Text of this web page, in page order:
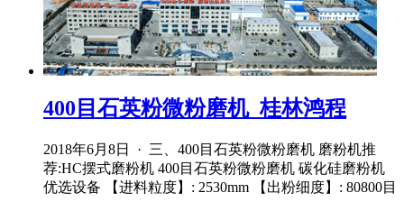
400目石英粉微粉磨机_桂林鸿程
2018年6月8日 · 三、400目石英粉微粉磨机 磨粉机推
荐:HC摆式磨粉机 400目石英粉微粉磨机 碳化硅磨粉机
优选设备 【进料粒度】: 2530mm 【出粉细度】: 80800目